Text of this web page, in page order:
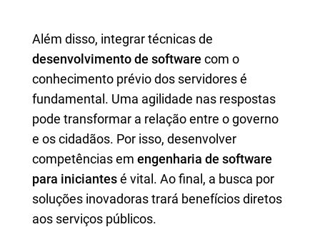
Além disso, integrar técnicas de
desenvolvimento de software com o
conhecimento prévio dos servidores é
fundamental. Uma agilidade nas respostas
pode transformar a relação entre o governo
e os cidadãos. Por isso, desenvolver
competências em engenharia de software
para iniciantesé vital. Ao final, a busca por
soluções inovadoras trará benefícios diretos
aos serviços públicos.